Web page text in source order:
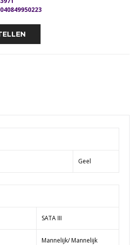
Geel
SATA III
Mannelijk/ Mannelijk